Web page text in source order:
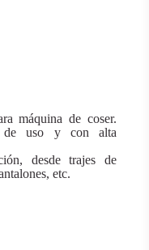
máquina de coser.
de uso y con alta
desde trajes de
etc.